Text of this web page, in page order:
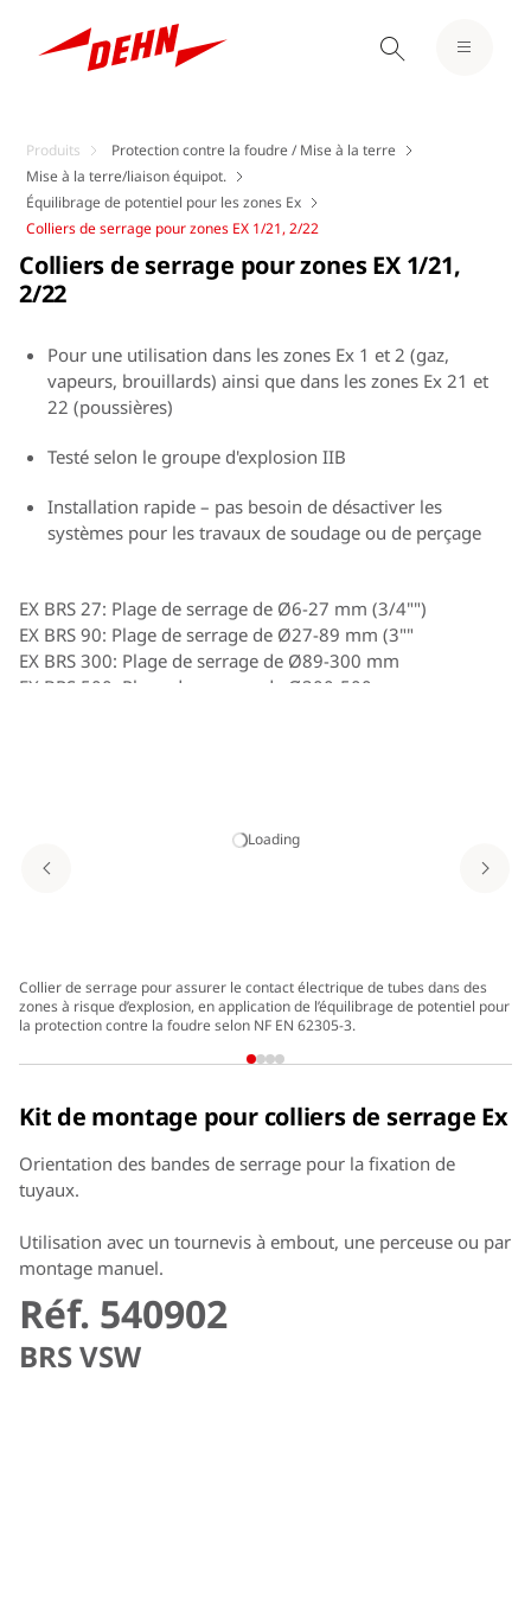
Produits
Protection contre la foudre / Mise à la terre
Mise à la terre/liaison équipot.
Équilibrage de potentiel pour les zones Ex
Colliers de serrage pour zones EX 1/21, 2/22
Loading
Collier de serrage pour assurer le contact électrique de tubes dans des
zones à risque d’explosion, en application de l’équilibrage de potentiel pour
la protection contre la foudre selon NF EN 62305-3.
Colliers de serrage pour zones EX 1/21,
2/22
Pour une utilisation dans les zones Ex 1 et 2 (gaz,
vapeurs, brouillards) ainsi que dans les zones Ex 21 et
22 (poussières)
Testé selon le groupe d'explosion IIB
Installation rapide – pas besoin de désactiver les
systèmes pour les travaux de soudage ou de perçage
EX BRS 27: Plage de serrage de Ø6-27 mm (3/4"")
EX BRS 90: Plage de serrage de Ø27-89 mm (3""
EX BRS 300: Plage de serrage de Ø89-300 mm
EX BRS 500: Plage de serrage de Ø300-500 mm
Kit de montage pour colliers de serrage Ex
Orientation des bandes de serrage pour la fixation de
tuyaux.
Utilisation avec un tournevis à embout, une perceuse ou par
montage manuel.
Réf. 540902
BRS VSW